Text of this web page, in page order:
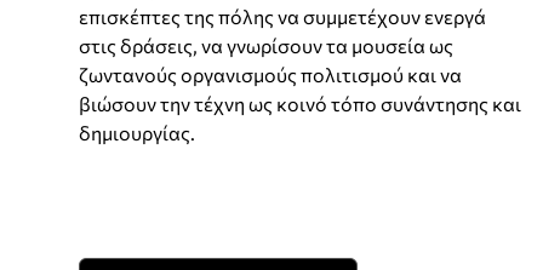
επισκέπτες της πόλης να συμμετέχουν ενεργά
στις δράσεις, να γνωρίσουν τα μουσεία ως
ζωντανούς οργανισμούς πολιτισμού και να
βιώσουν την τέχνη ως κοινό τόπο συνάντησης και
δημιουργίας.